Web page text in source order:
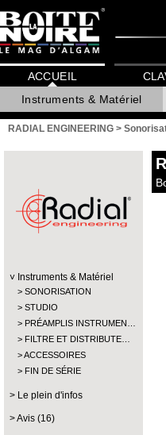
ACCUEIL
Instruments & Matériel
RADIAL ENGINEERING >
Instruments & Matériel
SONORISATION
STUDIO
PRÉAMPLIS INSTRUMEN…
FILTRE ET DISTRIBUTE…
ACCESSOIRES
FIN DE SÉRIE
Le plein d'infos
Avis (16)